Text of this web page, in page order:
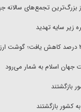
بزرگ‌ترین تجمع‌های سالانه
زیر سایه تهدید
اسلام به شمار می‌رود